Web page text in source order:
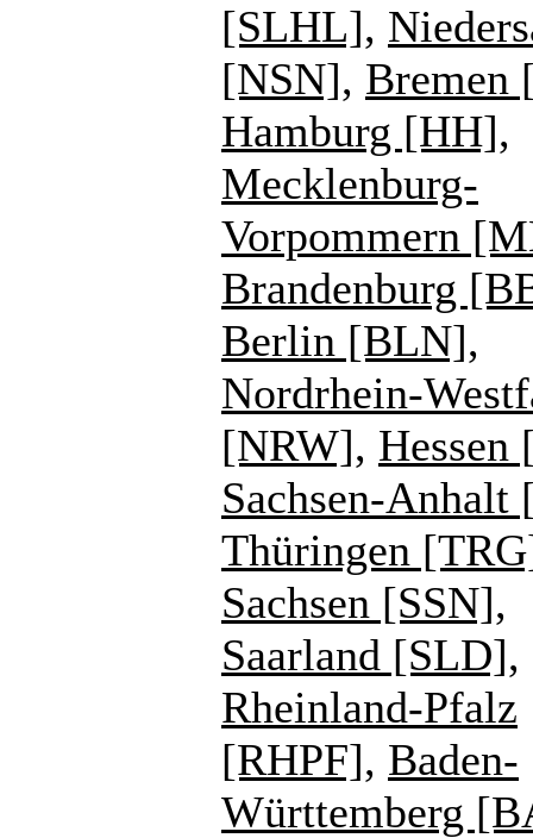
[SLHL],
[NSN], Bremen
Hamburg [HH],
Mecklenburg-
Vorpommern
Brandenburg
Berlin [BLN],
Nordrhein-
[NRW], Hessen
Sachsen-Anhalt
Thüringen
Sachsen [SSN],
Saarland [SLD],
Rheinland-Pfalz
[RHPF], Baden-
Württemberg